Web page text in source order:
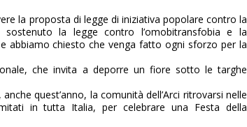
la proposta di legge di iniziativa popolare contro la
la legge contro l’omobitransfobia e la
abbiamo chiesto che venga fatto ogni sforzo per la
che invita a deporre un fiore sotto le targhe
quest’anno, la comunità dell’Arci ritrovarsi nelle
in tutta Italia, per celebrare una Festa della